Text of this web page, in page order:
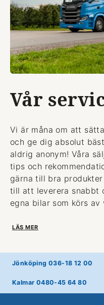
Vår
Vi är måna om att
och ge dig absolut
aldrig anonym! Våra
tips och
gärna till bra
till att leverera snabbt
egna bilar som körs
LÄS MER
Jönköping 036-18 12 00
Kalmar 0480-45 64 80